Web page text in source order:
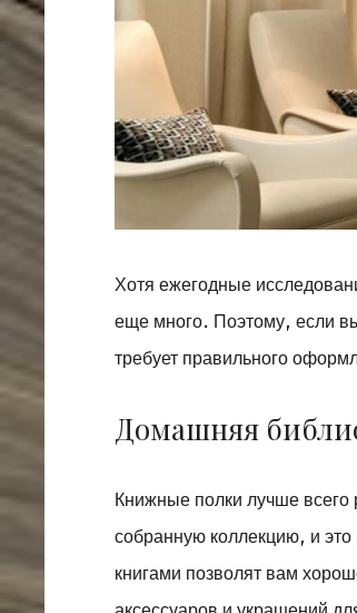
Хотя ежегодные
еще много. Поэтому, если
требует правильного
Домашняя
Книжные полки лучше всего
собранную коллекцию, и
книгами позволят вам